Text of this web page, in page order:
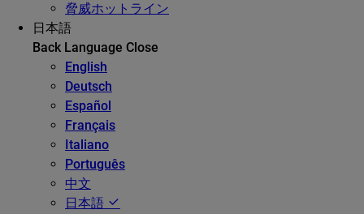
脅威ホットライン
日本語
Back Language Close
English
Deutsch
Español
Français
Italiano
Português
中文
日本語